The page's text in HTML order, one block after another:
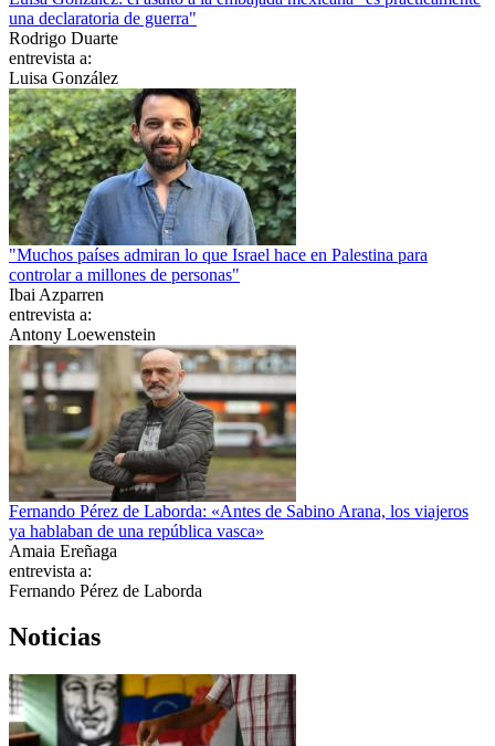
una declaratoria de guerra"
Rodrigo Duarte
entrevista a:
Luisa González
"Muchos países admiran lo que Israel hace en Palestina para
controlar a millones de personas"
Ibai Azparren
entrevista a:
Antony Loewenstein
Fernando Pérez de Laborda: «Antes de Sabino Arana, los viajeros
ya hablaban de una república vasca»
Amaia Ereñaga
entrevista a:
Fernando Pérez de Laborda
Noticias